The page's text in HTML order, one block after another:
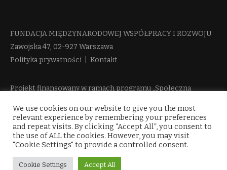
FUNDACJA MIĘDZYNARODOWEJ WSPÓŁPRACY I ROZWOJU​
Zawojska 47, 02-927 Warszawa
Polityka prywatności
Kontakt
Projekt finansowany w ramach programu „Społeczna
więcej informacji
We use cookies on our website to give you the most
relevant experience by remembering your preferences
and repeat visits. By clicking “Accept All”, you consent to
the use of ALL the cookies. However, you may visit
"Cookie Settings" to provide a controlled consent.
Cookie Settings Accept All